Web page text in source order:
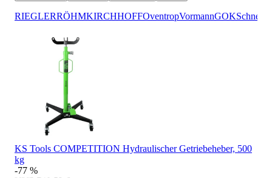
RIEGLERRÖHMKIRCHHOFFOventropVormannGOK
KS Tools COMPETITION Hydraulischer Getriebeheber, 500
kg
-77 %